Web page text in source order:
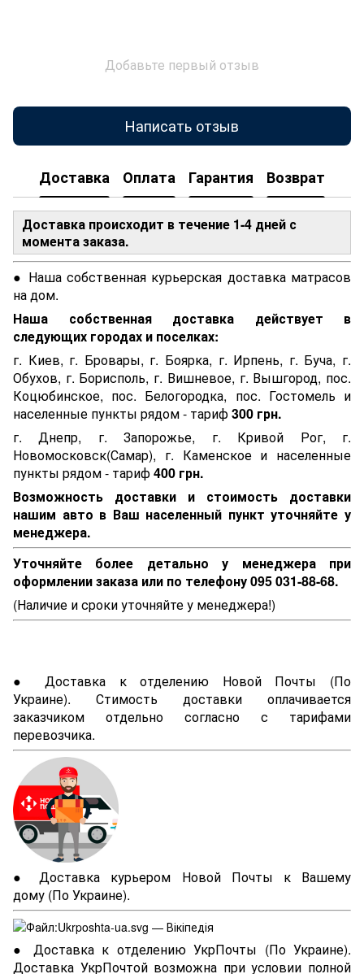
Добавьте первый отзыв
Написать отзыв
Доставка Оплата Гарантия Возврат
Доставка происходит в течение 1-4 дней с
момента заказа.
● Наша собственная курьерская доставка матрасов
на дом.
Наша собственная доставка действует в
следующих городах и поселках:
г. Киев, г. Бровары, г. Боярка, г. Ирпень, г. Буча, г.
Обухов, г. Борисполь, г. Вишневое, г. Вышгород, пос.
Коцюбинское, пос. Белогородка, пос. Гостомель и
населенные пункты рядом - тариф300 грн.
г. Днепр, г. Запорожье, г. Кривой Рог, г.
Новомосковск(Самар), г. Каменское и населенные
пункты рядом - тариф400 грн.
Возможность доставки и стоимость доставки
нашим авто в Ваш населенный пункт уточняйте у
менеджера.
Уточняйте более детально у менеджера при
оформлении заказа или по телефону 095 031-88-68.
(Наличие и сроки уточняйте у менеджера!)
● Доставка к отделению Новой Почты (По
Украине). Стимость доставки оплачивается
заказчиком отдельно согласно с тарифами
перевозчика.
● Доставка курьером Новой Почты к Вашему
дому (По Украине).
● Доставка к отделению УкрПочты (По Украине).
Доставка УкрПочтой возможна при условии полной